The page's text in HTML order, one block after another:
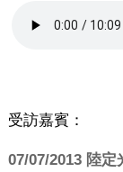
受訪嘉賓：
07/07/2013 陸